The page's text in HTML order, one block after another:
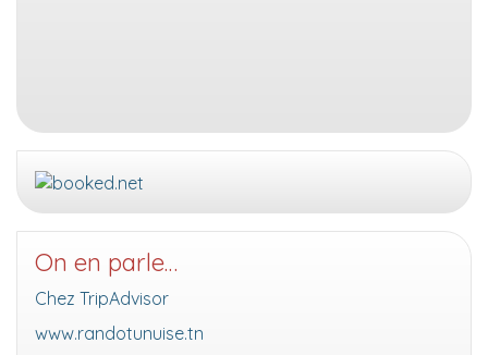
On en parle…
Chez TripAdvisor
www.randotunuise.tn